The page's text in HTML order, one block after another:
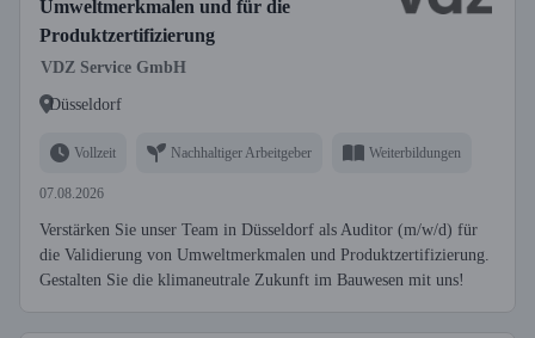
Umweltmerkmalen und für die
Produktzertifizierung
VDZ Service GmbH
Düsseldorf
Vollzeit Nachhaltiger Arbeitgeber Weiterbildungen
07.08.2026
Verstärken Sie unser Team in Düsseldorf als Auditor (m/w/d) für
die Validierung von Umweltmerkmalen und Produktzertifizierung.
Gestalten Sie die klimaneutrale Zukunft im Bauwesen mit uns!